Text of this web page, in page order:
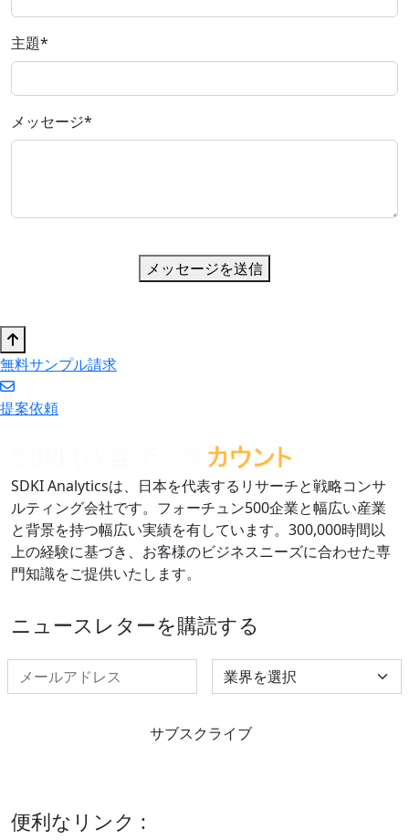
主題*
メッセージ*
メッセージを送信
無料サンプル請求
提案依頼
SDKI Analyticsは、日本を代表するリサーチと戦略コンサ
ルティング会社です。フォーチュン500企業と幅広い産業
と背景を持つ幅広い実績を有しています。300,000時間以
上の経験に基づき、お客様のビジネスニーズに合わせた専
門知識をご提供いたします。
ニュースレターを購読する
Select Industry
サブスクライブ
便利なリンク :